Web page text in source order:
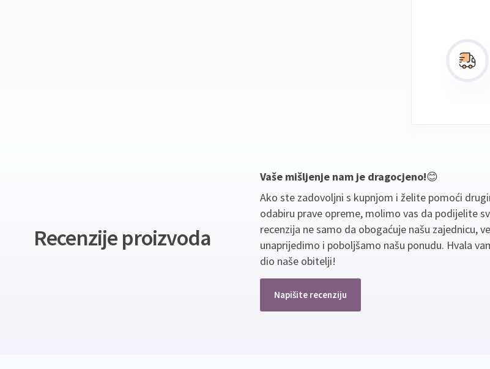
Recenzije proizvoda
Vaše mišljenje nam je dragocjeno!😊
Ako ste zadovoljni s kupnjom i želite pomoći
odabiru prave opreme, molimo vas da podijelite
recenzija ne samo da obogaćuje našu zajednicu,
unaprijedimo i poboljšamo našu ponudu. Hvala
dio naše obitelji!
Napišite recenziju